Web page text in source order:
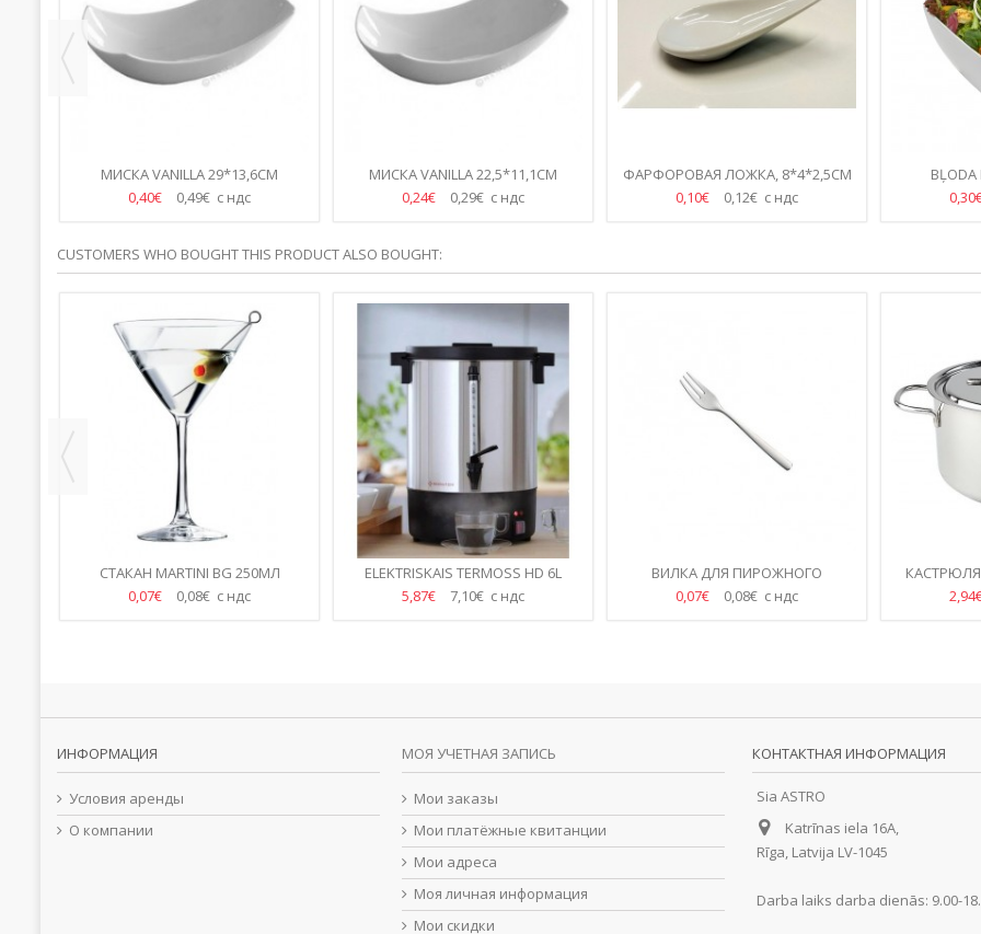
МИСКА VANILLA 29*13,6СМ
0,40€
0,49€ с ндс
МИСКА VANILLA 22,5*11,1СМ
0,24€
0,29€ с ндс
ФАРФОРОВАЯ ЛОЖКА, 8*4*2,5CM
0,10€
0,12€ с ндс
CUSTOMERS WHO BOUGHT THIS PRODUCT ALSO BOUGHT:
СТАКАН MARTINI BG 250МЛ
0,07€
0,08€ с ндс
ELEKTRISKAIS TERMOSS HD 6L
5,87€
7,10€ с ндс
ВИЛКА ДЛЯ ПИРОЖНОГО
SV.SELENA
0,07€ 0,08€ с ндс
ИНФОРМАЦИЯ
Условия аренды
О компании
МОЯ УЧЕТНАЯ ЗАПИСЬ
Мои заказы
Мои платёжные квитанции
Мои адреса
Моя личная информация
Мои скидки
КОНТАКТНАЯ ИНФОРМАЦИЯ
Sia ASTRO
Katrīnas iela 16A,
Rīga, Latvija LV-1045
Darba laiks darba dienās: 9.00-